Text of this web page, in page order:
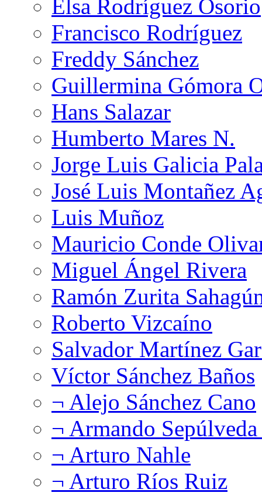
Elsa Rodríguez Osorio
Francisco Rodríguez
Freddy Sánchez
Guillermina Gómora
Hans Salazar
Humberto Mares N.
Jorge Luis Galicia
José Luis Montañez
Luis Muñoz
Mauricio Conde
Miguel Ángel Rivera
Ramón Zurita
Roberto Vizcaíno
Salvador Martínez
Víctor Sánchez Baños
¬ Alejo Sánchez Cano
¬ Armando
¬ Arturo Nahle
¬ Arturo Ríos Ruiz